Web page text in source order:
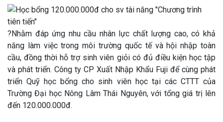
?Nhằm đáp ứng nhu cầu nhân lực chất lượng cao, có khả
năng làm việc trong môi trường quốc tế và hội nhập toàn
cầu, đồng thời hỗ trợ sinh viên giỏi có đủ điều kiện học tập
và phát triển. Công ty CP Xuất Nhập Khẩu Fuji để cùng phát
triển Quỹ học bổng cho sinh viên học tại các CTTT của
Trường Đại học Nông Lâm Thái Nguyên, với tổng giá trị lên
đến 120.000.000đ.